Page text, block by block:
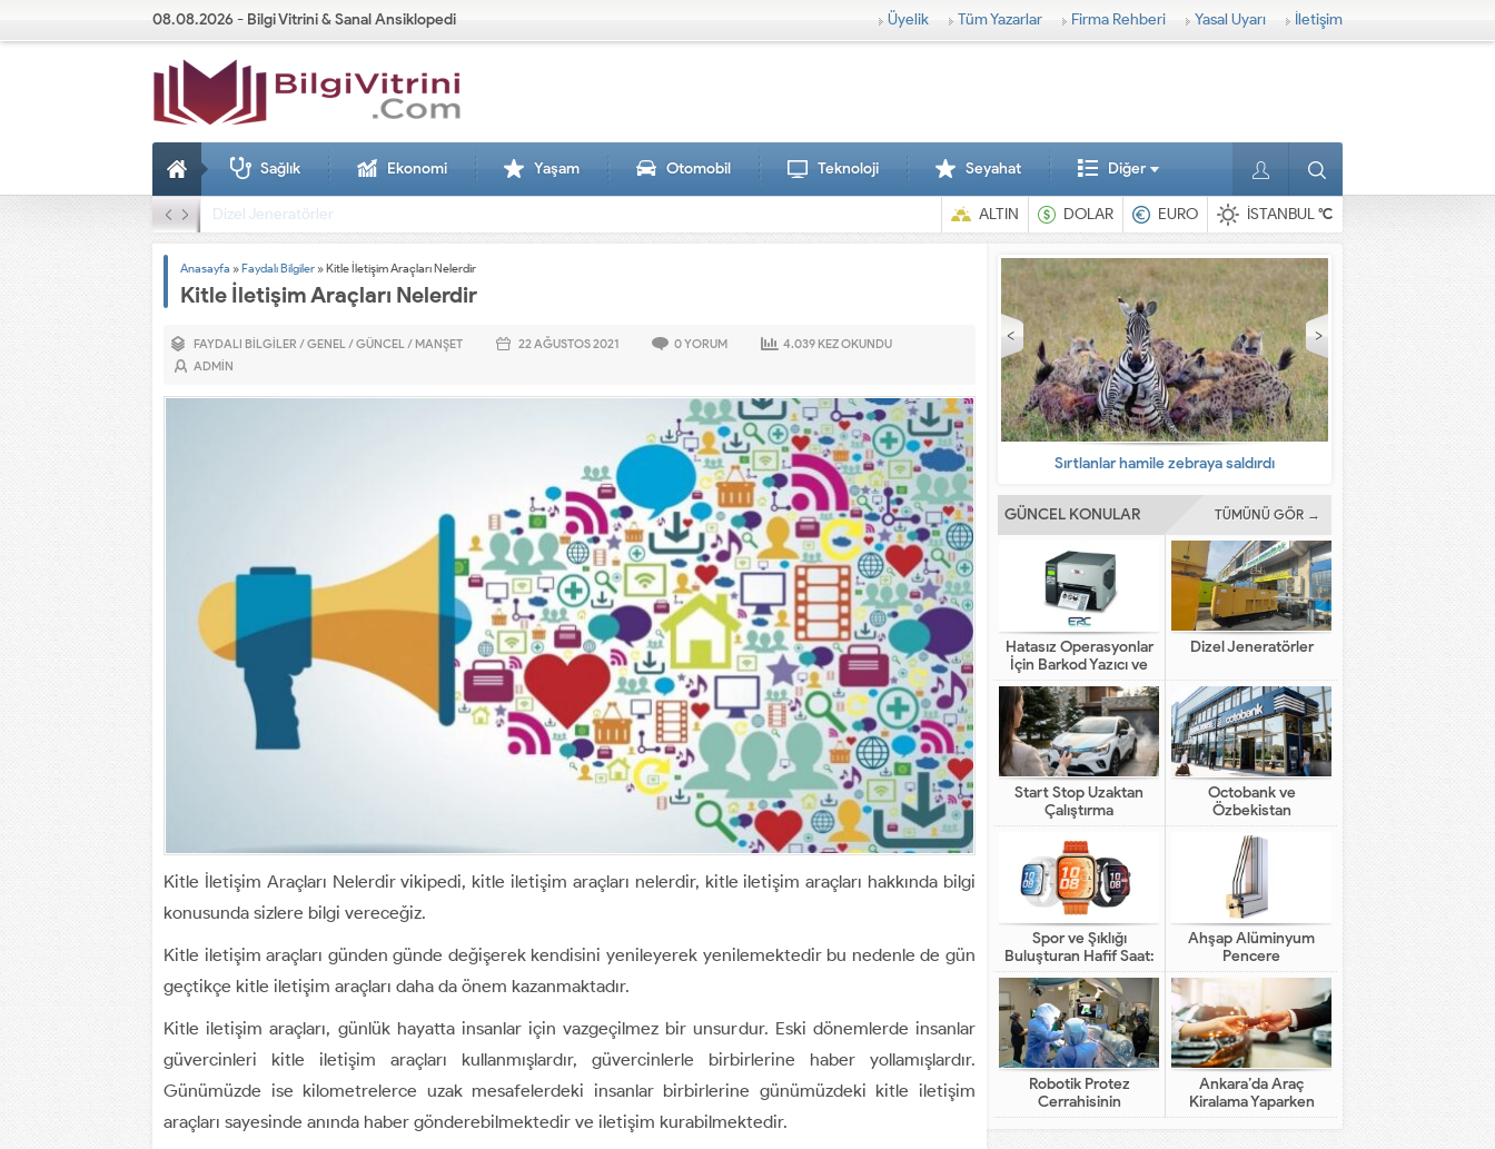
08.08.2026 - Bilgi Vitrini & Sanal Ansiklopedi Üyelik Tüm Yazarlar Firma Rehberi Yasal Uyarı İletişim
Sağlık Ekonomi Yaşam Otomobil Teknoloji Seyahat Diğer
Dizel Jeneratörler ALTIN DOLAR EURO İSTANBUL°C
Anasayfa »Faydalı Bilgiler »Kitle İletişim Araçları Nelerdir
Kitle İletişim Araçları Nelerdir
FAYDALI BILGILER /GENEL/GÜNCEL/ MANŞET 22 AĞUSTOS2021 0YORUM 4.039 KEZ OKUNDU
ADMIN
Kitle İletişim Araçları Nelerdir vikipedi, kitle iletişim araçları nelerdir, kitle iletişim araçları hakkında bilgi
konusunda sizlere bilgi vereceğiz.
Kitle iletişim araçları günden günde değişerek kendisini yenileyerek yenilemektedir bu nedenle de gün
geçtikçe kitle iletişim araçları daha da önem kazanmaktadır.
Kitle iletişim araçları, günlük hayatta insanlar için vazgeçilmez bir unsurdur. Eski dönemlerde insanlar
güvercinleri kitle iletişim araçları kullanmışlardır, güvercinlerle birbirlerine haber yollamışlardır.
Günümüzde ise kilometrelerce uzak mesafelerdeki insanlar birbirlerine günümüzdeki kitle iletişim
araçları sayesinde anında haber gönderebilmektedir ve iletişim kurabilmektedir.
Sırtlanlar hamile zebraya saldırdı En ilginç hayvanlar
GÜNCEL KONULAR TÜMÜNÜ GÖR →
Hatasız Operasyonlar
İçin Barkod Yazıcı ve
Otomasyon Sistemleri
Dizel Jeneratörler
Start Stop Uzaktan
Çalıştırma
Octobank ve
Özbekistan
Bankalarının Dijital
Finansal Altyapının
Gelişimindeki Yeni Rolü
Spor ve Şıklığı
Buluşturan Hafif Saat:
HUAWEI WATCH FIT 5
Pro
Ahşap Alüminyum
Pencere
Robotik Protez
Cerrahisinin
Geleneksel Cerrahiden
Farkı Nedir?
Ankara’da Araç
Kiralama Yaparken
Dikkat Edilecekler